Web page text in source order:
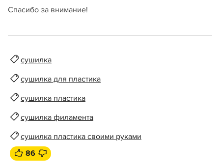
Спасибо за внимание!
сушилка
сушилка для пластика
сушилка пластика
сушилка филамента
сушилка пластика своими руками
86